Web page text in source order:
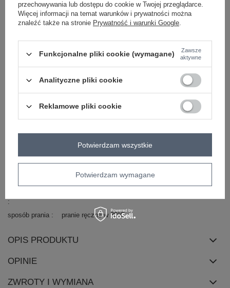
Kod produktu
PM-SK-DF61033.58
Marka
SHEEP
dominujący
dominujący
długość
mini
rękaw
długi rękaw
serek / dekolt V
zapięcie
brak
materiał prążkowany
sposób prania pranie ręczne w 30°C
OPIS PRODUKTU
OPINIE
ZWROTY I WYMIANA
przechowywania lub dostępu do cookie w Twojej przeglądarce.
Więcej informacji na temat warunków i prywatności można
znaleźć także na stronie Prywatność i warunki Google.
Funkcjonalne pliki cookie (wymagane)
Zawsze
aktywne
Analityczne pliki cookie
Reklamowe pliki cookie
Potwierdzam wymagane
Potwierdzam wszystkie